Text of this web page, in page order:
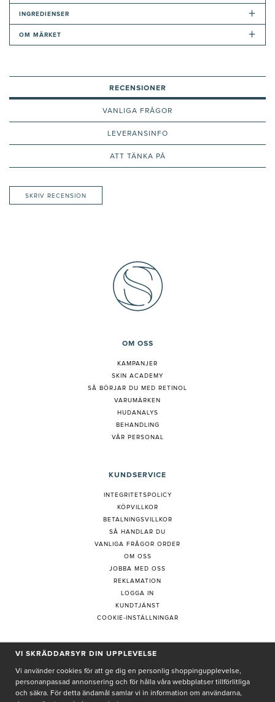
INGREDIENSER +
OM MÄRKET +
RECENSIONER
VANLIGA FRÅGOR
LEVERANSINFO
ATT TÄNKA PÅ
SKRIV RECENSION
OM OSS
KAMPANJER
SKIN ACADEMY
SÅ BÖRJAR DU MED RETINOL
VARUMÄRKEN
HUDANALYS
BEHANDLING
VÅR PERSONAL
KUNDSERVICE
INTEGRITETSPOLICY
KÖPVILLKOR
BETALNINGSVILLKOR
SÅ HANDLAR DU
VANLIGA FRÅGOR ORDER
OM OSS
JOBBA MED OSS
REKLAMATION
LOGGA IN
KUNDTJÄNST
COOKIE-INSTÄLLNINGAR
PRENUMERERA PÅ NYHETSBREV
VI SKRÄDDARSYR DIN UPPLEVELSE
Vi använder cookies för att ge dig en personlig shoppingupplevelse,
personanpassad annonsering och för hålla våra webbplatser tillförlitliga
och säkra. För detta ändamål samlar vi in information om användarna,